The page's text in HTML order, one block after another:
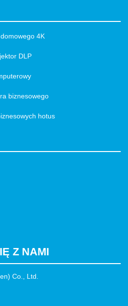
4K
DLP
biznesowego
hotus
Z NAMI
Co., Ltd.